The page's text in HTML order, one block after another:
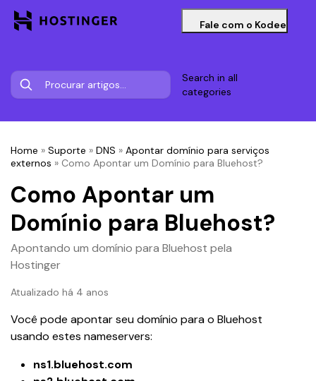
Fale com o Kodee
Search in all
categories
Home » Suporte » DNS » Apontar domínio para serviços
externos » Como Apontar um Domínio para Bluehost?
Como Apontar um
Domínio para Bluehost?
Apontando um domínio para Bluehost pela
Hostinger
Atualizado há 4 anos
Você pode apontar seu domínio para o Bluehost
usando estes nameservers:
ns1.bluehost.com